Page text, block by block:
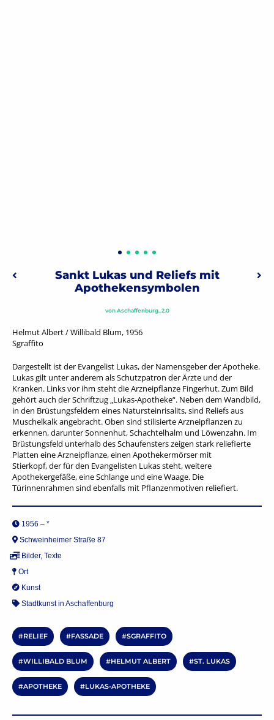
Beitragsnavigation
Vorheriger: Pferdebändiger
Sankt Lukas und Reliefs mit
Apothekensymbolen
vonAschaffenburg_2.0
Helmut Albert / Willibald Blum, 1956
Sgraffito
Dargestellt ist der Evangelist Lukas, der Namensgeber der Apotheke.
Lukas gilt unter anderem als Schutzpatron der Ärzte und der
Kranken. Links vor ihm steht die Arzneipflanze Fingerhut. Zum Bild
gehört auch der Schriftzug „Lukas-Apotheke“. Neben dem Wandbild,
in den Brüstungsfeldern eines Natursteinrisalits, sind Reliefs aus
Muschelkalk angebracht. Oben sind stilisierte Arzneipflanzen zu
erkennen, darunter Sonnenhut, Schachtelhalm und Löwenzahn. Im
Brüstungsfeld unterhalb des Schaufensters zeigen stark reliefierte
Platten eine Arzneipflanze, einen Apothekermörser mit
Stierkopf, der für den Evangelisten Lukas steht, weitere
Apothekergefäße, eine Schlange und eine Waage. Die
Türinnenrahmen sind ebenfalls mit Pflanzenmotiven reliefiert.
1956 – *
Schweinheimer Straße 87
Bilder, Texte
Ort
Kunst
Stadtkunst in Aschaffenburg
RELIEF FASSADE SGRAFFITO
WILLIBALD BLUM HELMUT ALBERT ST. LUKAS
APOTHEKE LUKAS-APOTHEKE